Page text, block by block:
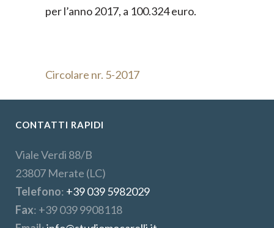
per l’anno 2017, a 100.324 euro.
Circolare nr. 5-2017
CONTATTI RAPIDI
Viale Verdi 88/B
23807 Merate (LC)
Telefono: +39 039 5982029
Fax: +39 039 9908118